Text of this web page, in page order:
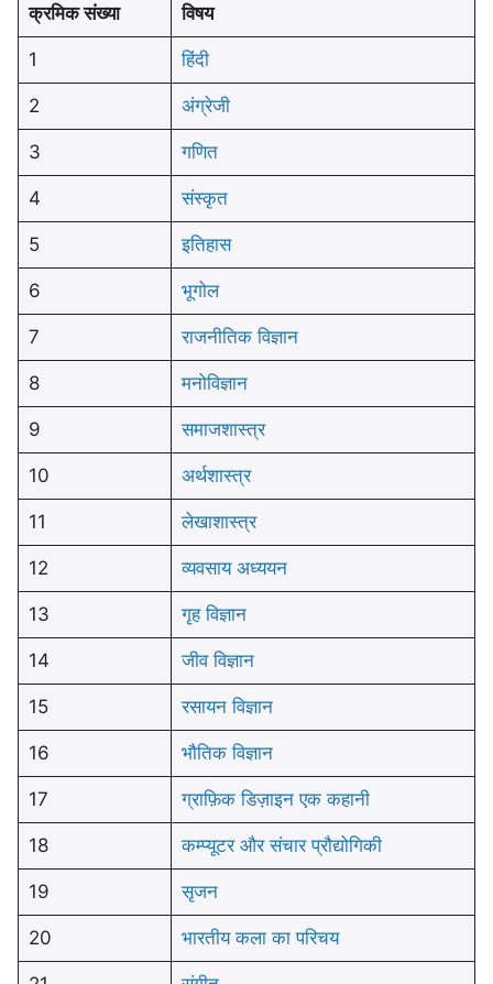
क्रमिक संख्या विषय
1 हिंदी
2 अंग्रेजी
3 गणित
4 संस्कृत
5 इतिहास
6 भूगोल
7 राजनीतिक विज्ञान
8 मनोविज्ञान
9 समाजशास्त्र
10 अर्थशास्त्र
11 लेखाशास्त्र
12 व्यवसाय अध्ययन
13 गृह विज्ञान
14 जीव विज्ञान
15 रसायन विज्ञान
16 भौतिक विज्ञान
17 ग्राफ़िक डिज़ाइन एक कहानी
18 कम्प्यूटर और संचार प्रौद्योगिकी
19 सृजन
20 भारतीय कला का परिचय